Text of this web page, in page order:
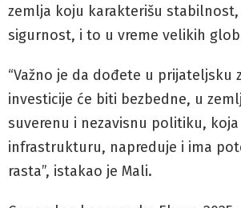
zemlja koju karakterišu
sigurnost, i to u vreme velikih
“Važno je da dođete u prijateljsku
investicije će biti bezbedne, u
suverenu i nezavisnu politiku,
infrastrukturu, napreduje i ima
rasta”, istakao je Mali.